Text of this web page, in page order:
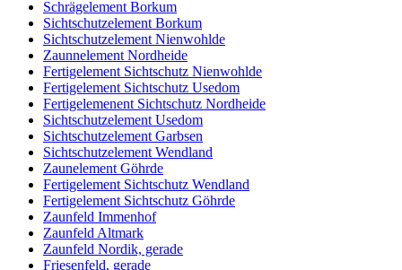
Schrägelement Borkum
Sichtschutzelement Borkum
Sichtschutzelement Nienwohlde
Zaunnelement Nordheide
Fertigelement Sichtschutz Nienwohlde
Fertigelement Sichtschutz Usedom
Fertigelemenent Sichtschutz Nordheide
Sichtschutzelement Usedom
Sichtschutzelement Garbsen
Sichtschutzelement Wendland
Zaunelement Göhrde
Fertigelement Sichtschutz Wendland
Fertigelement Sichtschutz Göhrde
Zaunfeld Immenhof
Zaunfeld Altmark
Zaunfeld Nordik, gerade
Friesenfeld, gerade